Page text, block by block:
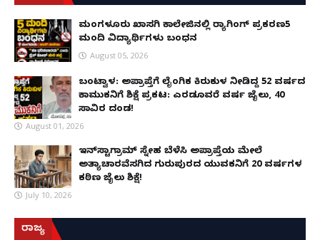
ಮಂಗಳೂರು ಖಾಸಗಿ ಕಾಲೇಜಿನಲ್ಲಿ ರ‌್ಯಾಗಿಂಗ್ ಪ್ರಕರಣ5
ಮಂದಿ ವಿದ್ಯಾರ್ಥಿಗಳು ಬಂಧನ
August 05, 2026
ಬಂಟ್ವಾಳ: ಅಪ್ರಾಪ್ತೆಗೆ ಲೈಂಗಿಕ ಕಿರುಕುಳ ನೀಡಿದ್ದ 52 ವರ್ಷದ
ಕಾಮುಕನಿಗೆ ಶಿಕ್ಷೆ ಪ್ರಕಟ: ಎರಡೂವರೆ ವರ್ಷ ಜೈಲು, ₹40
ಸಾವಿರ ದಂಡ!
August 01, 2026
ಇನ್‌ಸ್ಟಾಗ್ರಾಮ್ ಸ್ನೇಹ ಬೆಳೆಸಿ ಅಪ್ರಾಪ್ತೆಯ ಮೇಲೆ
ಅತ್ಯಾಚಾರವೆಸಗಿದ ಗುರುಪುರದ ಯುವಕನಿಗೆ 20 ವರ್ಷಗಳ
ಕಠಿಣ ಜೈಲು ಶಿಕ್ಷೆ!
July 10, 2026
ರಾಜ್ಯ